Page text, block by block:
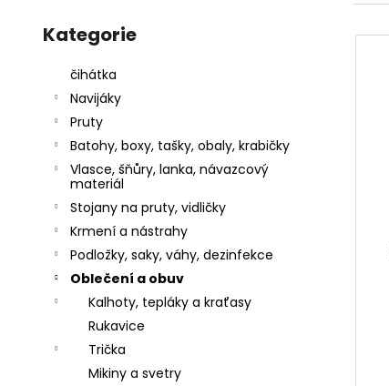
kategorie
Kategorie
čihátka
Navijáky
Pruty
Batohy, boxy, tašky, obaly, krabičky
Vlasce, šňůry, lanka, návazcový
materiál
Stojany na pruty, vidličky
Krmení a nástrahy
Podložky, saky, váhy, dezinfekce
Oblečení a obuv
Kalhoty, tepláky a kraťasy
Rukavice
Trička
Mikiny a svetry
V
HLEDAT